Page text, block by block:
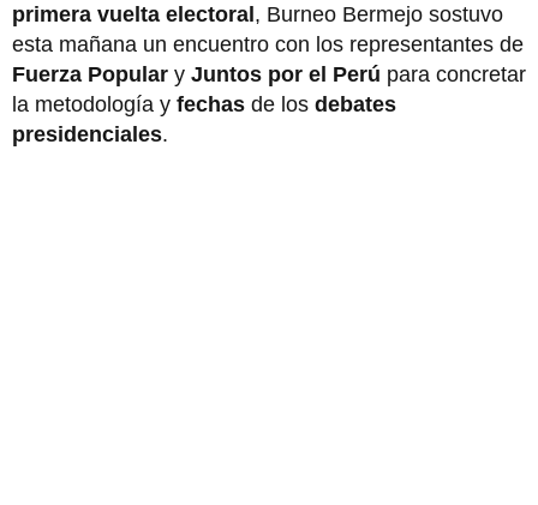
primera vuelta electoral, Burneo Bermejo sostuvo
esta mañana un encuentro con los representantes de
Fuerza Popular y Juntos por el Perú para concretar
la metodología y fechas de los debates
presidenciales.